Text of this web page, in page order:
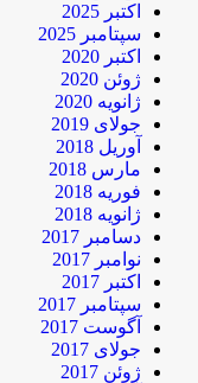
اکتبر 2025
سپتامبر 2025
اکتبر 2020
ژوئن 2020
ژانویه 2020
جولای 2019
آوریل 2018
مارس 2018
فوریه 2018
ژانویه 2018
دسامبر 2017
نوامبر 2017
اکتبر 2017
سپتامبر 2017
آگوست 2017
جولای 2017
ژوئن 2017